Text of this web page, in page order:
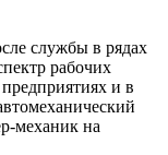
службы в рядах
рабочих
и в
механик на